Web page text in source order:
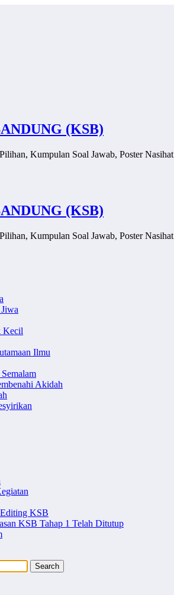
(KSB)
Kumpulan Soal Jawab, Poster Nasihat
(KSB)
Kumpulan Soal Jawab, Poster Nasihat
Kecil
Ilmu
Akidah
KSB
KSB Tahap 1 Telah Ditutup